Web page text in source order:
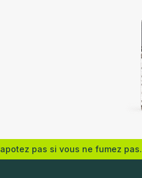
pas si vous ne fumez pas.